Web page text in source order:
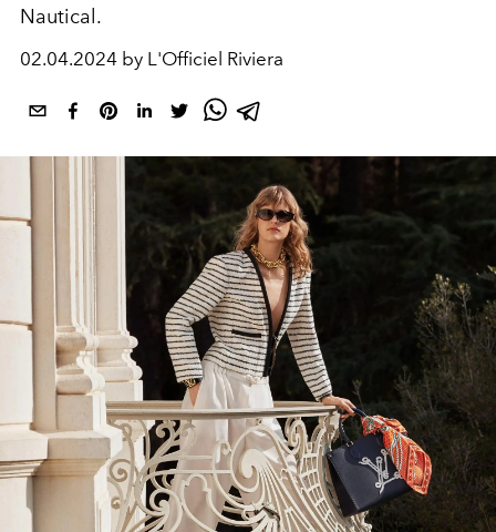
Nautical.
02.04.2024 by L'Officiel Riviera